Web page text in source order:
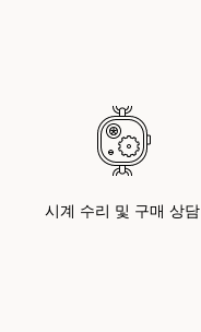
시계 수리 및 구매 상담